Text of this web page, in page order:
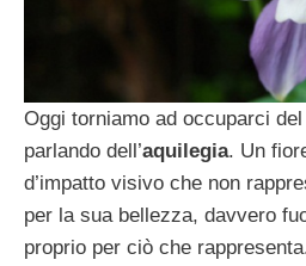
Oggi torniamo ad occuparci del
parlando dell’aquilegia. Un
d’impatto visivo che non
per la sua bellezza, davvero
proprio per ciò che